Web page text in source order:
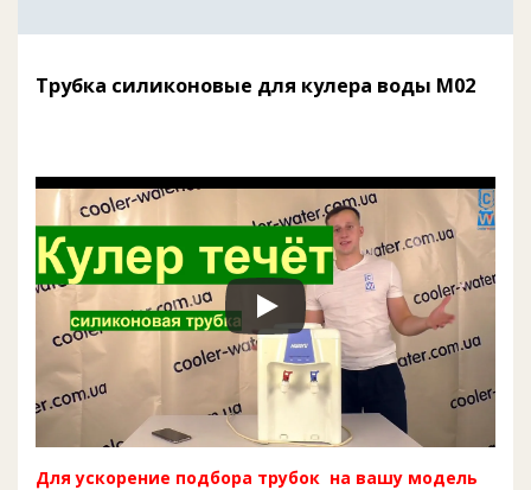
Трубка силиконовые для кулера воды M02
Для ускорение подбора трубок на вашу модель